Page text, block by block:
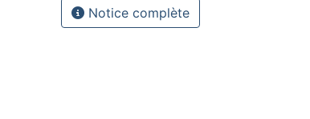
Notice complète